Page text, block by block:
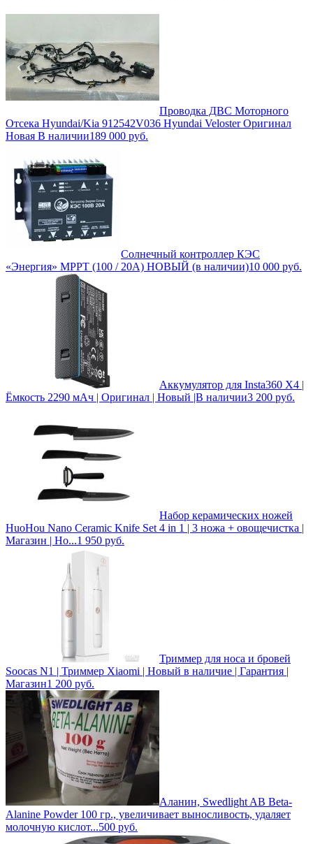
Проводка ДВС Моторного
Отсека Hyundai/Kia 912542V036 Hyundai Veloster Оригинал
Новая В наличии189 000 руб.
Солнечный контроллер КЭС
«Энергия» MPPT (100 / 20А) НОВЫЙ (в наличии)10 000 руб.
Аккумулятор для Insta360 X4 |
Ёмкость 2290 мАч | Оригинал | Новый |В наличии3 200 руб.
Набор керамических ножей
HuoHou Nano Ceramic Knife Set 4 in 1 | 3 ножа + овощечистка |
Магазин | Но...1 950 руб.
Триммер для носа и бровей
Soocas N1 | Триммер Xiaomi | Новый в наличие | Гарантия |
Магазин1 200 руб.
Аланин, Swedlight AB Beta-
Alanine Powder 100 гр., увеличивает выносливость, удаляет
молочную кислот...500 руб.